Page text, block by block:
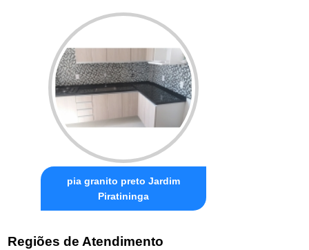
pia granito preto Jardim
Piratininga
Regiões de Atendimento